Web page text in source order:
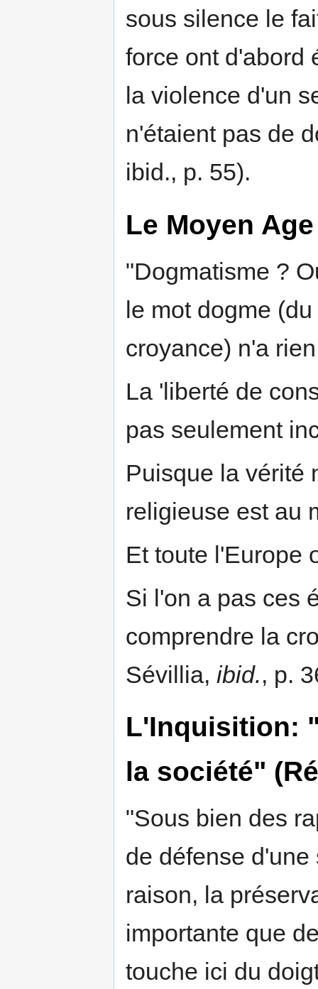
sous silence le
force ont d'abord
la violence d'un
n'étaient pas de
ibid., p. 55).
Le Moyen
"Dogmatisme ?
le mot dogme
croyance) n'a
La 'liberté de
pas seulement
Puisque la vérité
religieuse est au
Et toute l'Europe
Si l'on a pas ces
comprendre la
Sévillia, ibid., p.
L'Inquisition:
la société"
"Sous bien des
de défense
raison, la
importante que
touche ici du